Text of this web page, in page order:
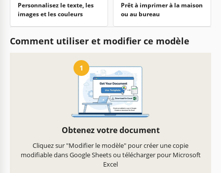
Personnalisez le texte, les
images et les couleurs
Prêt à imprimer à la maison
ou au bureau
Comment utiliser et modifier ce modèle
1
Obtenez votre document
Cliquez sur "Modifier le modèle" pour créer une copie
modifiable dans Google Sheets ou télécharger pour Microsoft
Excel